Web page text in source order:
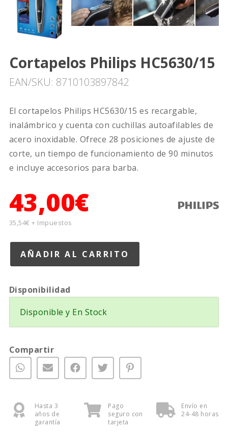
Cortapelos Philips HC5630/15
EAN/SKU: 8710103897842
El cortapelos Philips HC5630/15 es recargable,
inalámbrico y cuenta con cuchillas autoafilables de
acero inoxidable. Ofrece 28 posiciones de ajuste de
corte, un tiempo de funcionamiento de 90 minutos
e incluye accesorios para barba.
43,00€
35,54€ + Impuestos
Disponibilidad
Disponible y En Stock
Compartir
Hasta 3
años de
garantía
Pago
seguro con
tarjeta
Envío en
24-48 horas